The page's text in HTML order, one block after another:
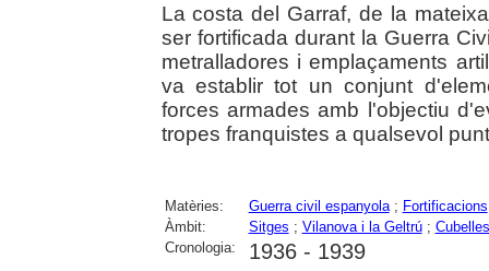
La costa del Garraf, de la
ser fortificada durant la Guerra
metralladores i emplaçaments
va establir tot un conjunt
forces armades amb l'objectiu
tropes franquistes a qualsevol
Matèries: Guerra civil espanyola; Fortificacions
Àmbit:
Sitges ; Vilanova i la Geltrú; Cubelles
Cronologia:
1936 - 1939